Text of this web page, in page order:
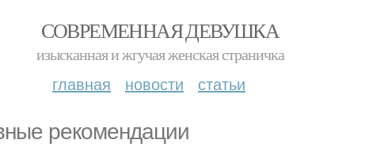
СОВРЕМЕННАЯ ДЕВУШКА
изысканная и жгучая женская страничка
главная новости статьи
рекомендации